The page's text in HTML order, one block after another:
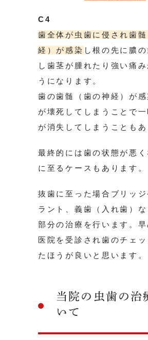
C4
歯全体が虫歯に侵され歯髄
経）が感染 し根の先に膿
し歯茎が腫れたり強い痛み
うになります。
歯の歯髄（歯の神経）が感
が壊死してしまうことで一
が消失してしまうこともあ
最終的には歯の状態が悪く
に至るケースもあります。
抜歯に至った場合ブリッ
ラント、義歯（入れ歯）な
部分の治療を行います。
医院を受診され歯のチェッ
たほうが良いと思います。
当院の虫歯の治
いて